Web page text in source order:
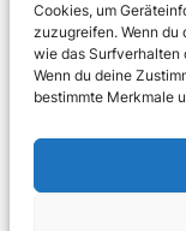
Cookies, um
zuzugreifen. Wenn du
wie das Surfverhalten
Wenn du deine
bestimmte Merkmale